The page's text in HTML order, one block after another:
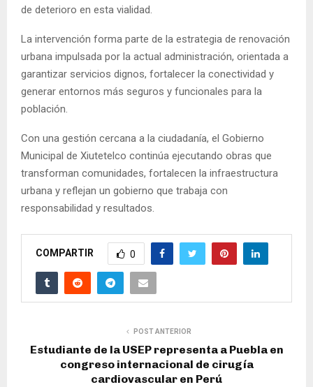
de deterioro en esta vialidad.
La intervención forma parte de la estrategia de renovación
urbana impulsada por la actual administración, orientada a
garantizar servicios dignos, fortalecer la conectividad y
generar entornos más seguros y funcionales para la
población.
Con una gestión cercana a la ciudadanía, el Gobierno
Municipal de Xiutetelco continúa ejecutando obras que
transforman comunidades, fortalecen la infraestructura
urbana y reflejan un gobierno que trabaja con
responsabilidad y resultados.
COMPARTIR 0
POST ANTERIOR
Estudiante de la USEP representa a Puebla en
congreso internacional de cirugía
cardiovascular en Perú